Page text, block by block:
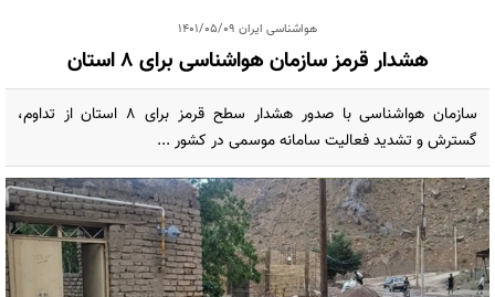
هواشناسی ایران ۱۴۰۱/۰۵/۰۹
هشدار قرمز سازمان هواشناسی برای ۸ استان
سازمان هواشناسی با صدور هشدار سطح قرمز برای ۸ استان از تداوم،
گسترش و تشدید فعالیت سامانه موسمی در کشور ...